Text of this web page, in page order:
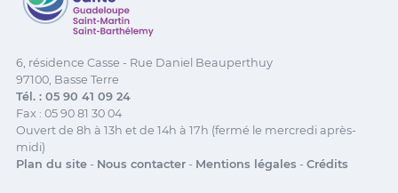
6, résidence Casse - Rue Daniel Beauperthuy
97100, Basse Terre
Tél. : 05 90 41 09 24
Fax : 05 90 81 30 04
Ouvert de 8h à 13h et de 14h à 17h (fermé le mercredi après-
midi)
Plan du site- Nous contacter- Mentions légales - Crédits